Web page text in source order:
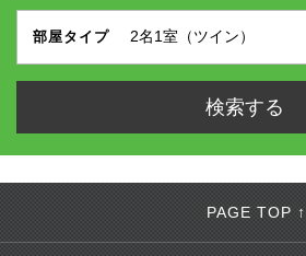
部屋タイプ
PAGE TOP ↑